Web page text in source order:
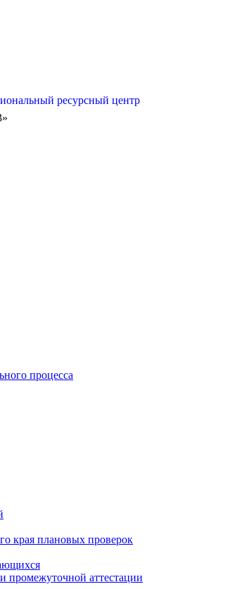
ресурсный центр
процесса
края плановых проверок
промежуточной аттестации